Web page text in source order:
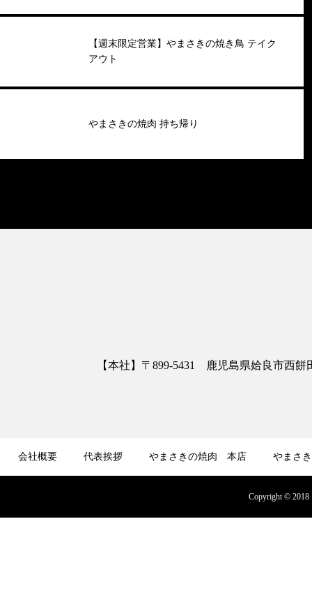
【週末限定営業】やまさきの焼き鳥 テイク
アウト
やまさきの焼肉 持ち帰り
【本社】〒899-5431 鹿児島県姶良市西餅
会社概要 代表挨拶 やまさきの焼肉 本店 やまさ
オンラインショップ
Copyright © 2018